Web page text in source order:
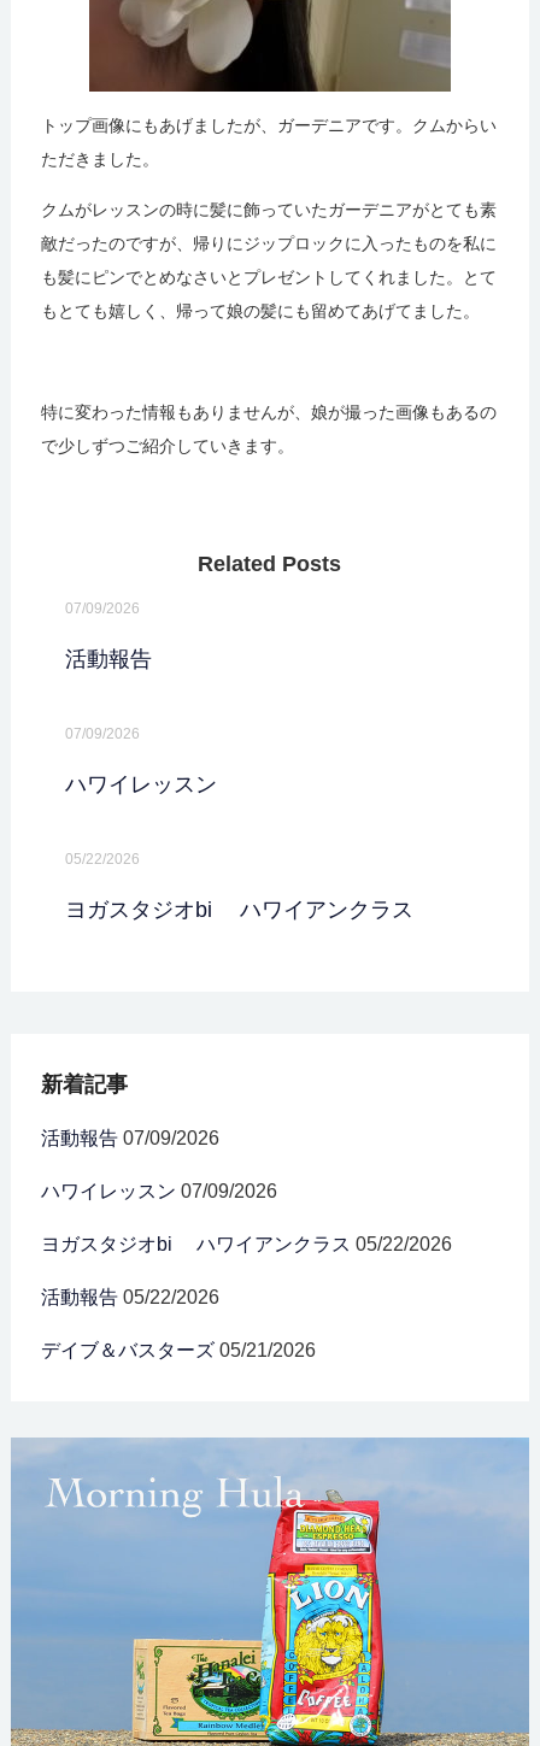
トップ画像にもあげましたが、ガーデニアです。クムからい
ただきました。
クムがレッスンの時に髪に飾っていたガーデニアがとても素
敵だったのですが、帰りにジップロックに入ったものを私に
も髪にピンでとめなさいとプレゼントしてくれました。とて
もとても嬉しく、帰って娘の髪にも留めてあげてました。
特に変わった情報もありませんが、娘が撮った画像もあるの
で少しずつご紹介していきます。
Related Posts
07/09/2026
活動報告
07/09/2026
ハワイレッスン
05/22/2026
ヨガスタジオbi ハワイアンクラス
新着記事
活動報告 07/09/2026
ハワイレッスン 07/09/2026
ヨガスタジオbi ハワイアンクラス 05/22/2026
活動報告 05/22/2026
デイブ＆バスターズ 05/21/2026